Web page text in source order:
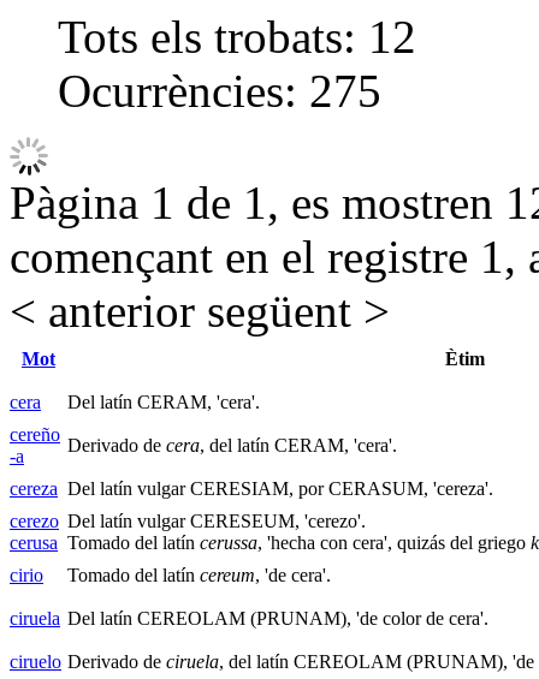
Tots els trobats: 12
Ocurrències: 275
Pàgina 1 de 1, es mostren
començant en el registre 1,
< anterior següent >
Mot Ètim
cera
Del latín CERAM, 'cera'.
cereño
-a
Derivado de cera, del latín CERAM, 'cera'.
cereza Del latín vulgar CERESIAM, por CERASUM, 'cereza'.
cerezo Del latín vulgar CERESEUM, 'cerezo'.
cerusa Tomado del latín cerussa, 'hecha con cera', quizás del griego
cirio
Tomado del latín cereum, 'de cera'.
ciruela Del latín CEREOLAM (PRUNAM), 'de color de cera'.
ciruelo Derivado de ciruela, del latín CEREOLAM (PRUNAM), 'de